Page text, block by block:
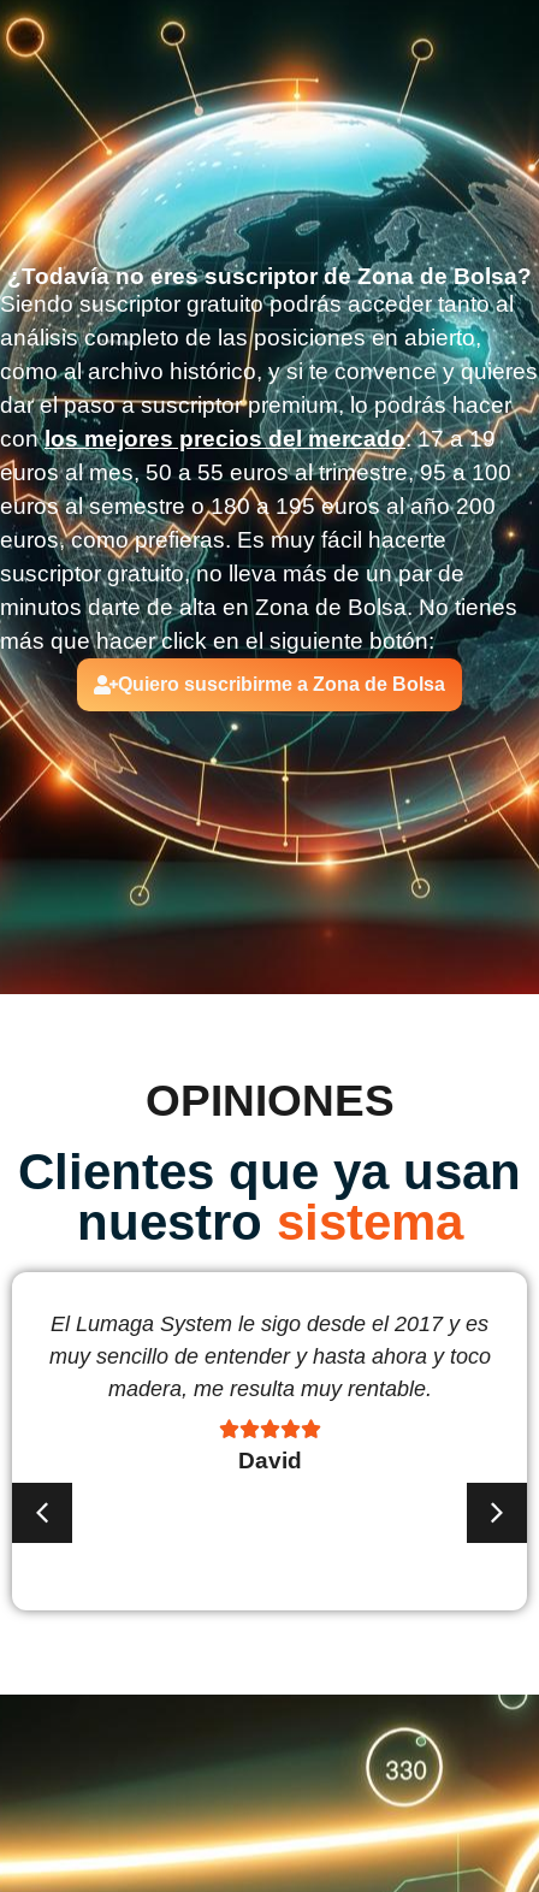
¿Todavía no eres suscriptor de Zona de Bolsa?
Siendo suscriptor gratuito podrás acceder tanto al
análisis completo de las posiciones en abierto,
como al archivo histórico, y si te convence y quieres
dar el paso a suscriptor premium, lo podrás hacer
conlos mejores precios del mercado: 17 a 19
euros al mes, 50 a 55 euros al trimestre, 95 a 100
euros al semestre o 180 a 195 euros al año 200
euros, como prefieras. Es muy fácil hacerte
suscriptor gratuito, no lleva más de un par de
minutos darte de alta en Zona de Bolsa. No tienes
más que hacer click en el siguiente botón:
Quiero suscribirme a Zona de Bolsa
OPINIONES
Clientes que ya usan
nuestro sistema
Se aprende mucho en sus artículos, sobre
todo las estrategias que ayudan a entender
las inversiones de otra manera a como me lo
contaba mi banco.
